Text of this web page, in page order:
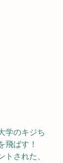
学のキジち
飛ばす！
された、